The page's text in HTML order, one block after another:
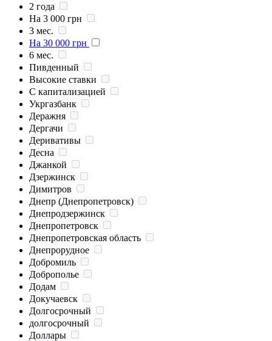
2 года
На 3 000 грн
3 мес.
На 30 000 грн
6 мес.
Пивденный
Высокие ставки
С капитализацией
Укргазбанк
Деражня
Дергачи
Деривативы
Десна
Джанкой
Дзержинск
Димитров
Днепр (Днепропетровск)
Днепродзержинск
Днепропетровск
Днепропетровская область
Днепрорудное
Добромиль
Доброполье
Додам
Докучаевск
Долгосрочный
долгосрочный
Доллары